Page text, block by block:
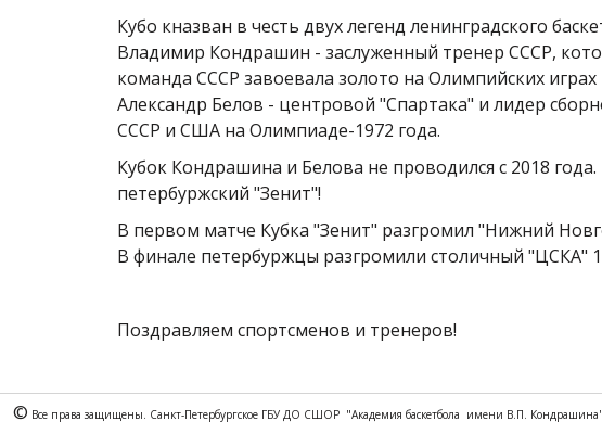
Кубо кназван в честь двух легенд ленинградского
Владимир Кондрашин - заслуженный тренер СССР,
команда СССР завоевала золото на Олимпийских играх
Александр Белов - центровой "Спартака" и лидер
СССР и США на Олимпиаде-1972 года.
Кубок Кондрашина и Белова не проводился с 2018
петербуржский "Зенит"!
В первом матче Кубка "Зенит" разгромил "Нижний
В финале петербуржцы разгромили столичный "ЦСКА"
Поздравляем спортсменов и тренеров!
© Все права защищены. Санкт-Петербургское ГБУ ДО СШОР  "Академия баскетбола  имени В.П. Кондрашина"